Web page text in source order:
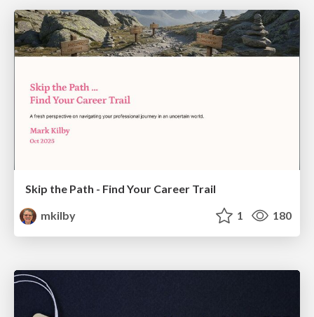
Skip the Path - Find Your Career Trail
mkilby
1 180